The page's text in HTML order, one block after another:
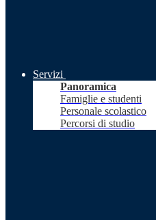
Servizi
Panoramica
Famiglie e studenti
Personale scolastico
Percorsi di studio